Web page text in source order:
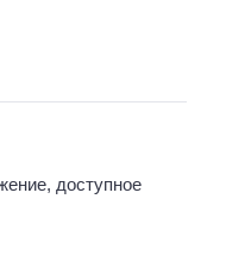
доступное